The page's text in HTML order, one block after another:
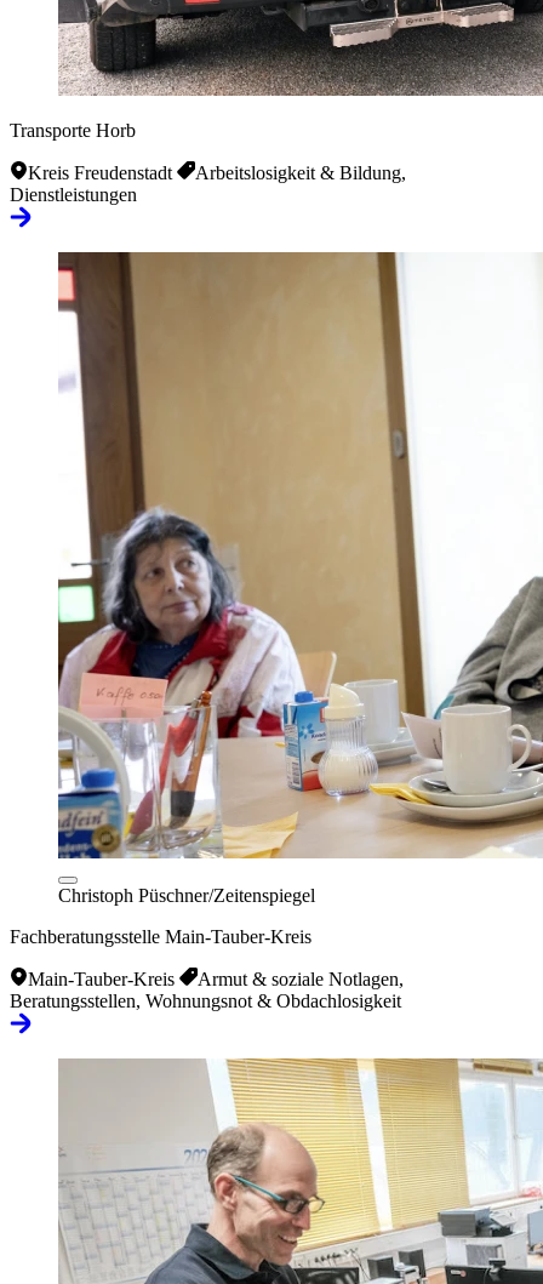
Transporte Horb
Kreis Freudenstadt
Arbeitslosigkeit & Bildung,
Dienstleistungen
Christoph Püschner/Zeitenspiegel
Fachberatungsstelle Main-Tauber-Kreis
Main-Tauber-Kreis
Armut & soziale Notlagen,
Beratungsstellen, Wohnungsnot & Obdachlosigkeit